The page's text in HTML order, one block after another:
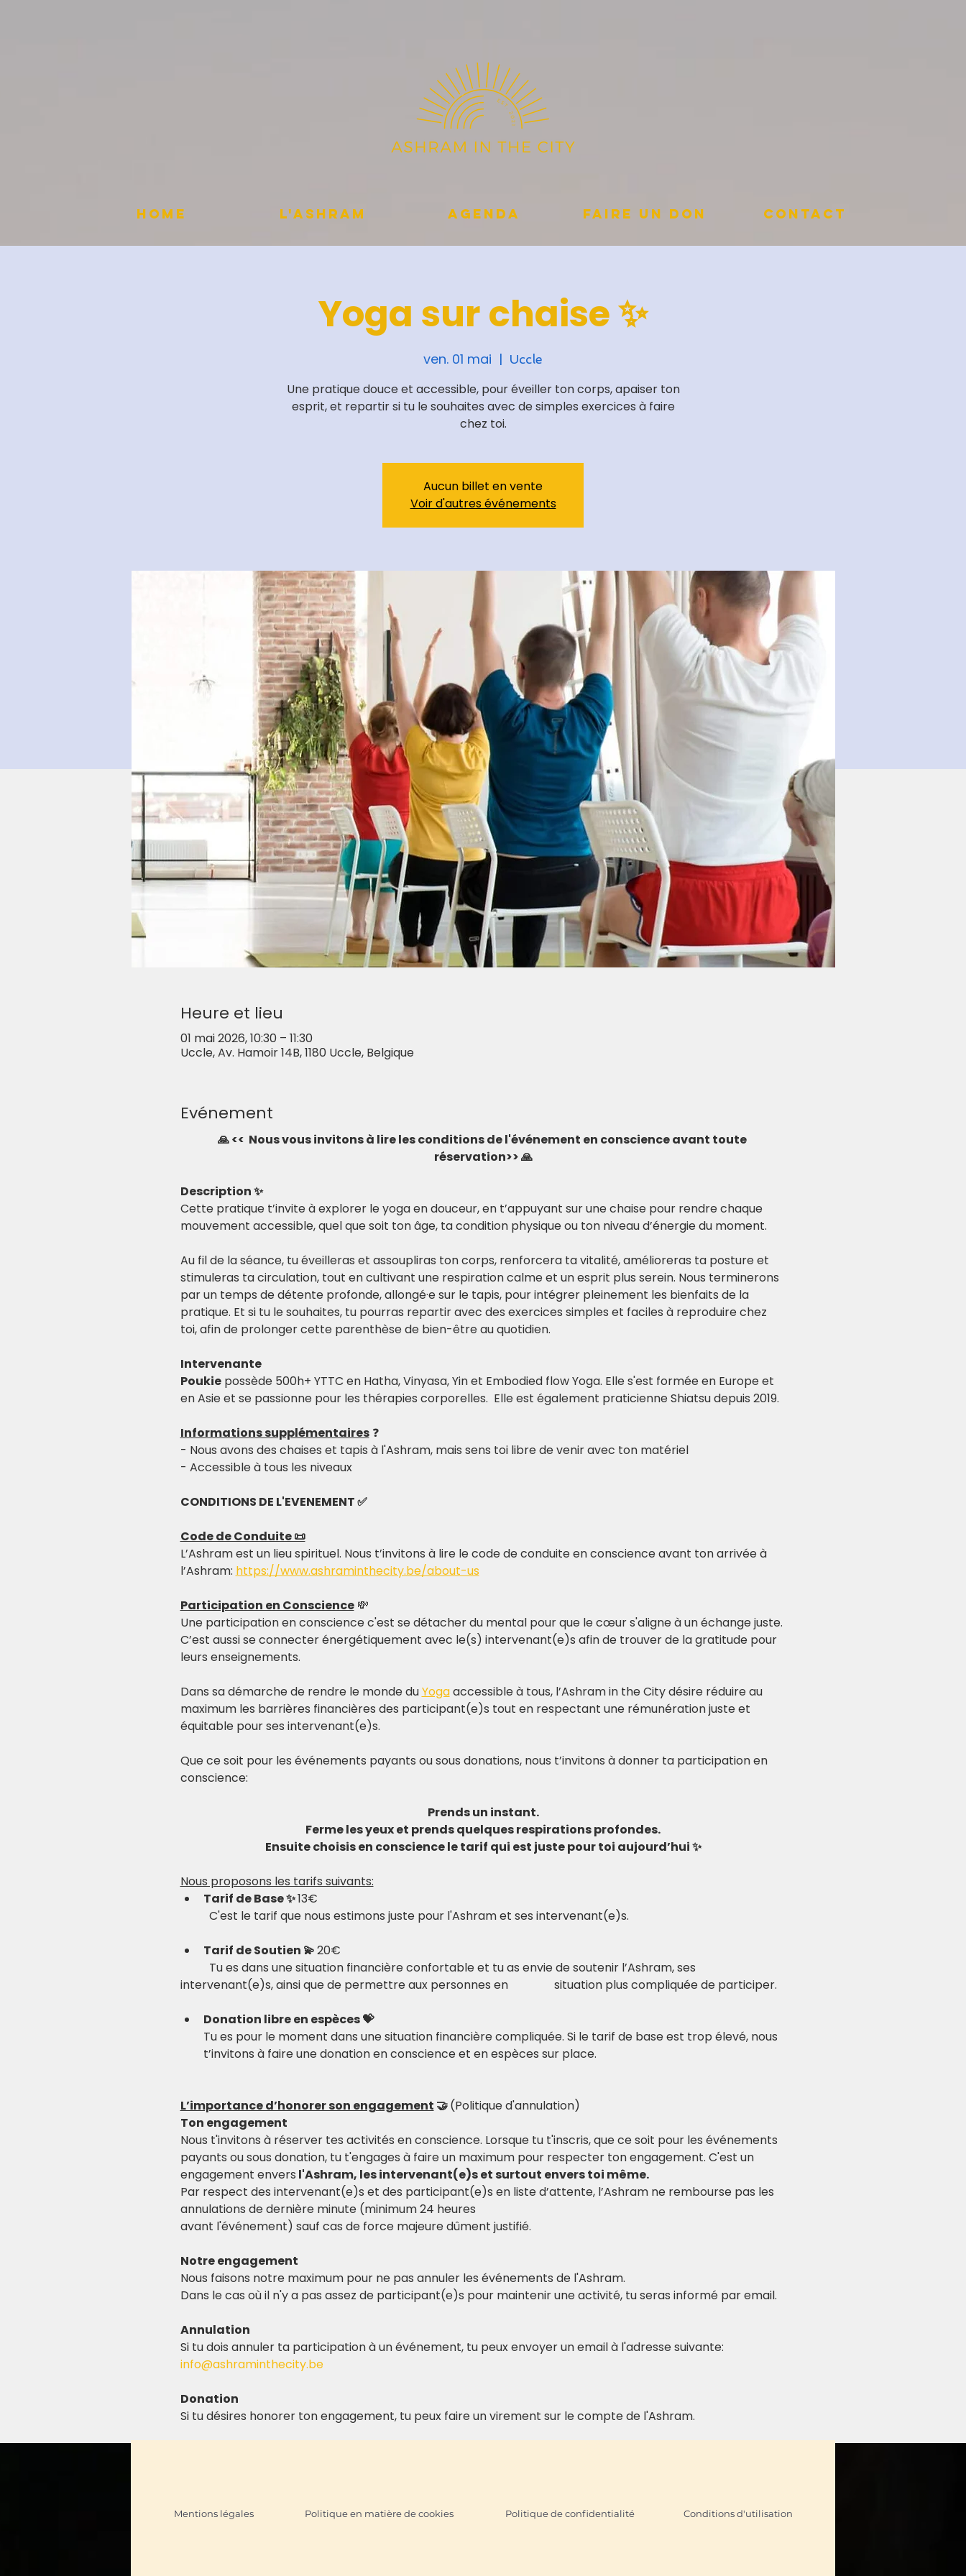
HOME L'Ashram Agenda Faire un don Contact
Yoga sur chaise ✨
ven. 01 mai
  |
Uccle
Une pratique douce et accessible, pour éveiller ton corps, apaiser ton
esprit, et repartir si tu le souhaites avec de simples exercices à faire
chez toi.
Aucun billet en vente
Voir d'autres événements
Heure et lieu
01 mai 2026, 10:30 – 11:30
Uccle, Av. Hamoir 14B, 1180 Uccle, Belgique
Evénement
🙏 <<  Nous vous invitons à lire les conditions de l'événement en conscience avant toute
réservation>> 🙏
Description ✨
Cette pratique t’invite à explorer le yoga en douceur, en t’appuyant sur une chaise pour rendre chaque
mouvement accessible, quel que soit ton âge, ta condition physique ou ton niveau d’énergie du moment.
Au fil de la séance, tu éveilleras et assoupliras ton corps, renforcera ta vitalité, amélioreras ta posture et
stimuleras ta circulation, tout en cultivant une respiration calme et un esprit plus serein. Nous terminerons
par un temps de détente profonde, allongé·e sur le tapis, pour intégrer pleinement les bienfaits de la
pratique. Et si tu le souhaites, tu pourras repartir avec des exercices simples et faciles à reproduire chez
toi, afin de prolonger cette parenthèse de bien-être au quotidien.
Intervenante
Poukie possède 500h+ YTTC en Hatha, Vinyasa, Yin et Embodied flow Yoga. Elle s'est formée en Europe et
en Asie et se passionne pour les thérapies corporelles.  Elle est également praticienne Shiatsu depuis 2019.
Informations supplémentaires ❓
- Nous avons des chaises et tapis à l'Ashram, mais sens toi libre de venir avec ton matériel
- Accessible à tous les niveaux
CONDITIONS DE L'EVENEMENT ✅
Code de Conduite 📜
L’Ashram est un lieu spirituel. Nous t’invitons à lire le code de conduite en conscience avant ton arrivée à
l’Ashram: https://www.ashraminthecity.be/about-us
Participation en Conscience 💸
Une participation en conscience c'est se détacher du mental pour que le cœur s'aligne à un échange juste.
C’est aussi se connecter énergétiquement avec le(s) intervenant(e)s afin de trouver de la gratitude pour
leurs enseignements.
Dans sa démarche de rendre le monde du Yoga accessible à tous, l’Ashram in the City désire réduire au
maximum les barrières financières des participant(e)s tout en respectant une rémunération juste et
équitable pour ses intervenant(e)s.
Que ce soit pour les événements payants ou sous donations, nous t’invitons à donner ta participation en
conscience:
Prends un instant.
Ferme les yeux et prends quelques respirations profondes.
Ensuite choisis en conscience le tarif qui est juste pour toi aujourd’hui ✨
Nous proposons les tarifs suivants:
Tarif de Base ✨ 13€
	C'est le tarif que nous estimons juste pour l'Ashram et ses intervenant(e)s.
Tarif de Soutien 💫 20€
intervenant(e)s, ainsi que de permettre aux personnes en 		situation plus compliquée de participer.​
Donation libre en espèces 💝
Tu es pour le moment dans une situation financière compliquée. Si le tarif de base est trop élevé, nous
t’invitons à faire une donation en conscience et en espèces sur place.
L’importance d’honorer son engagement 🤝 (Politique d'annulation)
Ton engagement
Nous t'invitons à réserver tes activités en conscience. Lorsque tu t'inscris, que ce soit pour les événements
payants ou sous donation, tu t'engages à faire un maximum pour respecter ton engagement. C'est un
engagement envers l'Ashram, les intervenant(e)s et surtout envers toi même.
Par respect des intervenant(e)s et des participant(e)s en liste d’attente, l’Ashram ne rembourse pas les
annulations de dernière minute (minimum 24 heures
avant l'événement) sauf cas de force majeure dûment justifié.
Notre engagement
Nous faisons notre maximum pour ne pas annuler les événements de l'Ashram.
Dans le cas où il n'y a pas assez de participant(e)s pour maintenir une activité, tu seras informé par email.
Annulation
Si tu dois annuler ta participation à un événement, tu peux envoyer un email à l'adresse suivante:
info@ashraminthecity.be
Donation
Si tu désires honorer ton engagement, tu peux faire un virement sur le compte de l'Ashram.
Mentions légales Politique en matière de cookies Politique de confidentialité Conditions d'utilisation